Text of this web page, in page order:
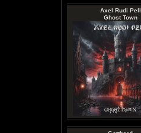
Axel Rudi Pell
Ghost Town